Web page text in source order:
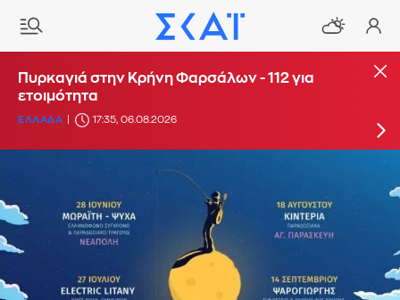
Μεγάλη φωτιά στη Σκύρο: Ενισχύθηκαν οι
δυνάμεις - Σπεύδουν ακτοπλοϊκώς επιπλέον
πυροσβέστες
Πυρκαγιά στην Κρήνη Φαρσάλων - 112 για
ετοιμότητα
ΕΛΛΑΔΑ 17:35, 06.08.2026